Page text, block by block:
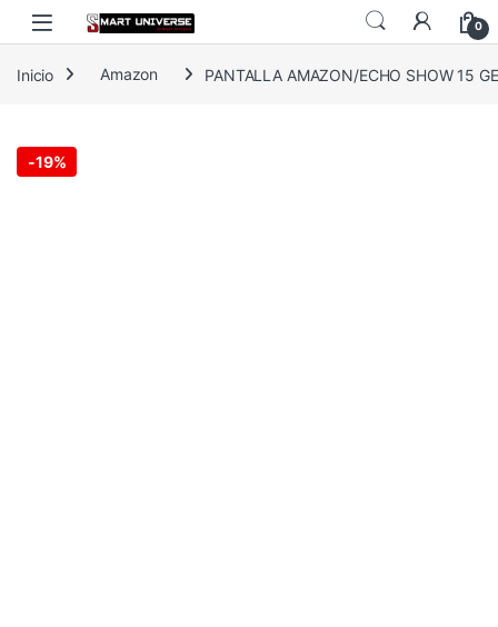
Skip to navigation
Skip to content
0
Inicio Amazon PANTALLA AMAZON/ECHO SHOW 15
-19%